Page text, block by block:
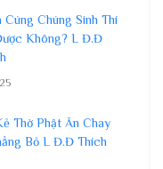
Cúng Chúng Sinh Thí
Không? L Đ.Đ
Thờ Phật Ăn Chay
Bỏ L Đ.Đ Thích